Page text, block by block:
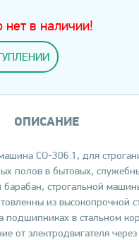
в наличии!
ОПИСАНИЕ
СО-306.1, для
полов в бытовых,
строгальной
из высокопрочной
подшипниках в стальном
от электродвигателя через